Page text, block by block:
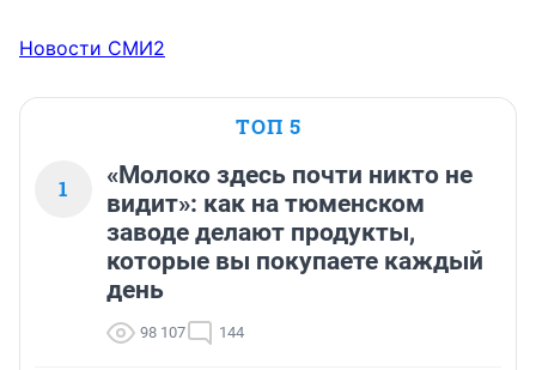
Новости СМИ2
ТОП 5
1
«Молоко здесь почти никто не
видит»: как на тюменском
заводе делают продукты,
которые вы покупаете каждый
день
98 107 144